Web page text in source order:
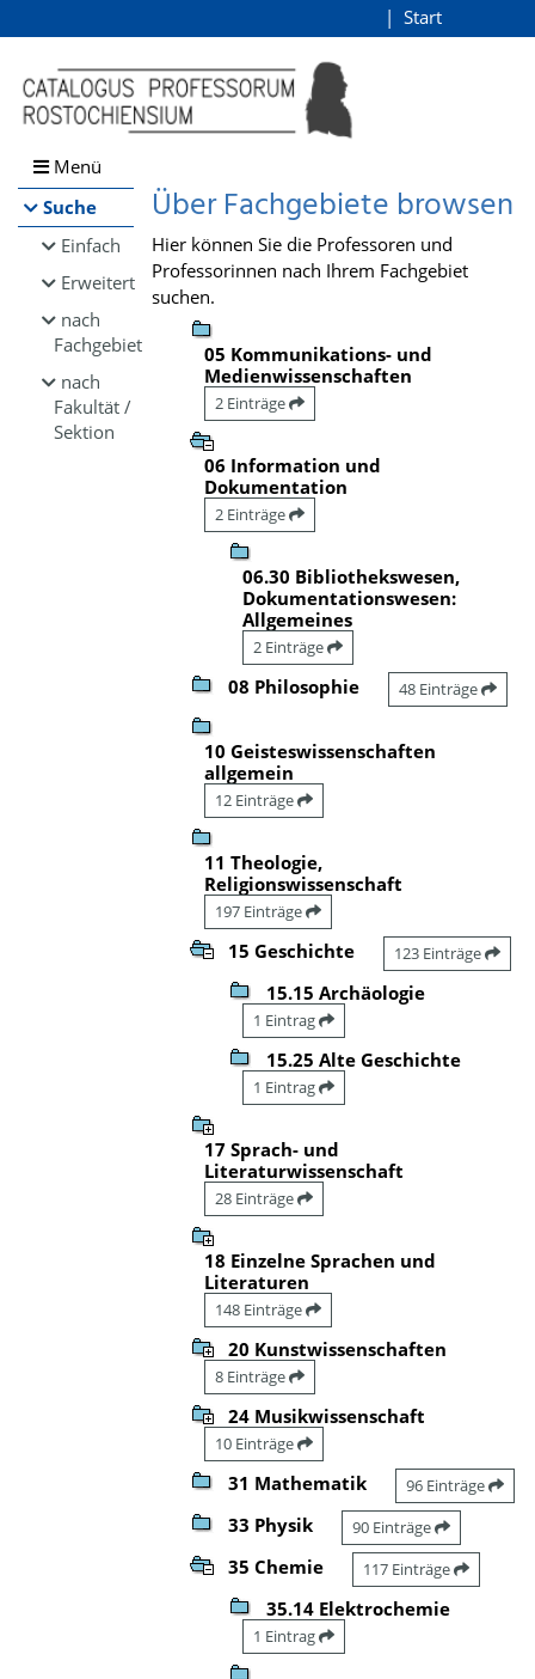
Browsen
direkt zum Inhalt
Start
Menü
Suche
Einfach
Erweitert
nach
Fachgebiet
nach
Fakultät /
Sektion
Über Fachgebiete browsen
Hier können Sie die Professoren und
Professorinnen nach Ihrem Fachgebiet
suchen.
05 Kommunikations- und
Medienwissenschaften
2 Einträge
06 Information und
Dokumentation
2 Einträge
06.30 Bibliothekswesen,
Dokumentationswesen:
Allgemeines
2 Einträge
08 Philosophie 48 Einträge
10 Geisteswissenschaften
allgemein
12 Einträge
11 Theologie,
Religionswissenschaft
197 Einträge
15 Geschichte 123 Einträge
15.15 Archäologie
1 Eintrag
15.25 Alte Geschichte
1 Eintrag
17 Sprach- und
Literaturwissenschaft
28 Einträge
18 Einzelne Sprachen und
Literaturen
148 Einträge
20 Kunstwissenschaften
8 Einträge
24 Musikwissenschaft
10 Einträge
31 Mathematik 96 Einträge
33 Physik 90 Einträge
35 Chemie 117 Einträge
35.14 Elektrochemie
1 Eintrag